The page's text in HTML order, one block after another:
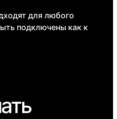
для любого
подключены как к